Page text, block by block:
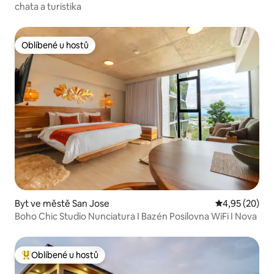
chata a turistika
Oblíbené u hostů
Oblíbené u hostů
Byt ve městě San Jose Průměrné
4,95 (20)
Boho Chic Studio Nunciatura I Bazén Posilovna WiFi I Nova
Nejlepší v kategorii Oblíbené u hostů
Oblíbené u hostů